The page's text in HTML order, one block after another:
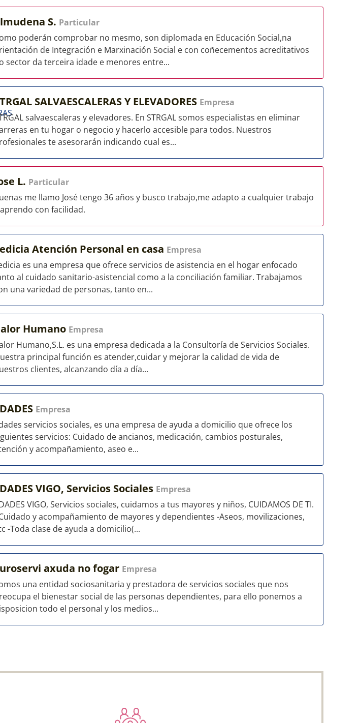
S. Particular
poderán comprobar no mesmo, son diplomada en Educación Social,na
de Integración e Marxinación Social e con coñecementos acreditativos
sector da terceira idade e menores entre...
SALVAESCALERAS Y ELEVADORES Empresa
salvaescaleras y elevadores. En STRGAL somos especialistas en eliminar
en tu hogar o negocio y hacerlo accesible para todos. Nuestros
te asesorarán indicando cual es...
L. Particular
me llamo José tengo 36 años y busco trabajo,me adapto a cualquier trabajo
con facilidad.
Atención Personal en casa Empresa
es una empresa que ofrece servicios de asistencia en el hogar enfocado
al cuidado sanitario-asistencial como a la conciliación familiar. Trabajamos
una variedad de personas, tanto en...
Humano Empresa
Humano,S.L. es una empresa dedicada a la Consultoría de Servicios Sociales.
principal función es atender,cuidar y mejorar la calidad de vida de
clientes, alcanzando día a día...
Empresa
servicios sociales, es una empresa de ayuda a domicilio que ofrece los
servicios: Cuidado de ancianos, medicación, cambios posturales,
y acompañamiento, aseo e...
VIGO, Servicios Sociales Empresa
VIGO, Servicios sociales, cuidamos a tus mayores y niños, CUIDAMOS DE TI.
y acompañamiento de mayores y dependientes -Aseos, movilizaciones,
-Toda clase de ayuda a domicilio(...
axuda no fogar Empresa
una entidad sociosanitaria y prestadora de servicios sociales que nos
el bienestar social de las personas dependientes, para ello ponemos a
todo el personal y los medios...